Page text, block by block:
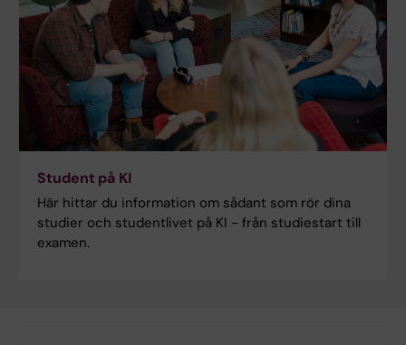
Student på KI
Här hittar du information om sådant som rör dina
studier och studentlivet på KI - från studiestart till
examen.